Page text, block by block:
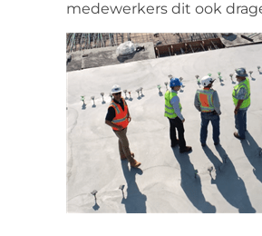
medewerkers dit ook